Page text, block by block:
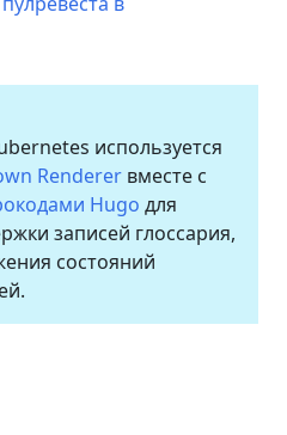
используется
Renderer вместе с
Hugo для
записей глоссария,
состояний